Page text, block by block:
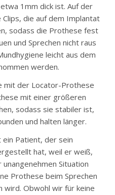
1mm dick ist. Auf der
die auf dem Implantat
sodass die Prothese fest
und Sprechen nicht raus
leicht aus dem
werden.
mit der Locator-Prothese
mit einer größeren
sodass sie stabiler ist,
und halten länger.
ein Patient, der sein
hat, weil er weiß,
Situation
Prothese beim Sprechen
wird. Obwohl wir für keine